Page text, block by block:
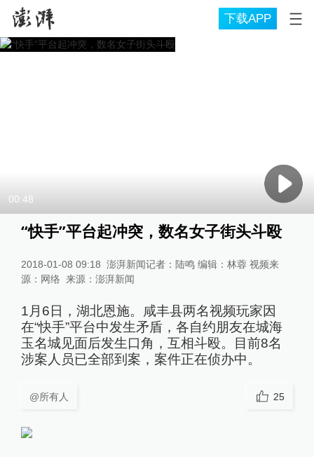
下载APP
00:48
“快手”平台起冲突，数名女子街头斗殴
2018-01-08 09:18 澎湃新闻记者：陆鸣 编辑：林蓉 视频来
源：网络 来源： 澎湃新闻
1月6日，湖北恩施。咸丰县两名视频玩家因
在“快手”平台中发生矛盾，各自约朋友在城海
玉名城见面后发生口角，互相斗殴。目前8名
涉案人员已全部到案，案件正在侦办中。
@所有人 25